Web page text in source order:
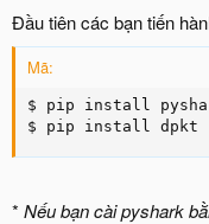
Đầu tiên các bạn tiến
Mã:
$ pip install
$ pip install dpkt
* Nếu bạn cài pyshark